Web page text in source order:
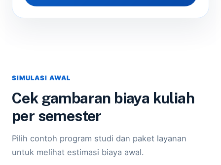
SIMULASI AWAL
Cek gambaran biaya kuliah
per semester
Pilih contoh program studi dan paket layanan
untuk melihat estimasi biaya awal.